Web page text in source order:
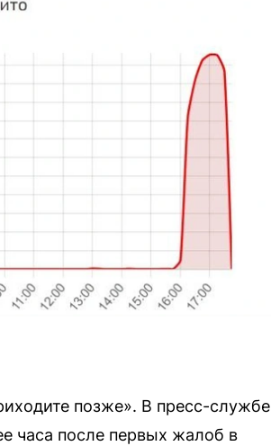
позже». В пресс-службе
часа после первых жалоб в